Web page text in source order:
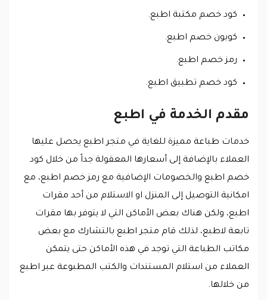
كود خصم مكتبة اطبع.
كوبون خصم اطبع.
رمز خصم اطبع.
كود خصم تطبيق اطبع.
مقدم الخدمة في اطبع
خدمات طباعة مميزة للغاية في متجر اطبع يحصل عليها
العملاء بالإضافة إلى أسعارها المعقولة جداً من خلال كود
خصم اطبع والخصومات الإضافية مع رمز خصم اطبع، مع
امكانية التوصيل إلى المنزل او الاستلام من أحد مقرات
اطبع، ولكن هناك بعض الأماكن التي لا يتوفر بها مقرات
تابعة لاطبع، لذلك قام متجر اطبع بالتشارك مع بعض
مكاتب الطباعة التي توجد في هذه الأماكن حتى يتمكن
العملاء من استلام المستندات والكتب المطبوعة عبر اطبع
من خلالها.